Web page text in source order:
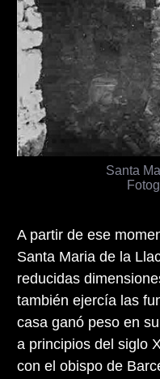
Santa
A partir de ese
Santa Maria de la
reducidas
también ejercía las
casa ganó peso en
a principios del siglo
con el obispo de